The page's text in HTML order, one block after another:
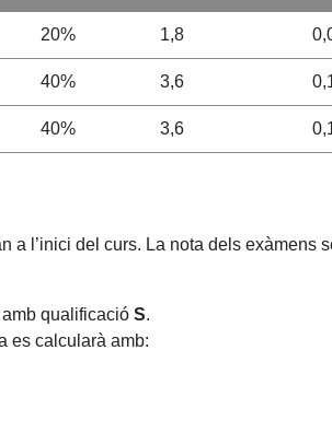
20% 1,8
40% 3,6
40% 3,6
a l’inici del curs. La nota dels exàmens
amb qualificacióS.
es calcularà amb: